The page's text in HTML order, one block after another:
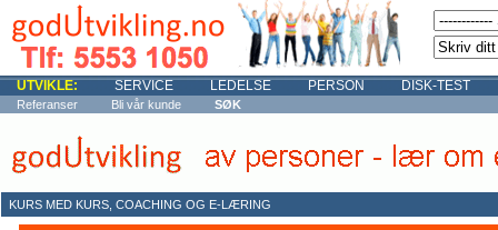
UTVIKLE: SERVICE LEDELSE PERSON DISK-TEST
Referanser Bli vår kunde SØK
KURS MED KURS, COACHING OG E-LÆRING